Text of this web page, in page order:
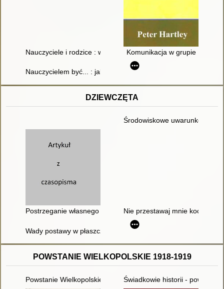
Nauczyciele i rodzice : w poszukiwaniu nowych znaczeń i i
Komunikacja w grupie
Nauczycielem być... : jak zapanować nad trudnymi
DZIEWCZĘTA
Środowiskowe
Postrzeganie własnego ciała przez dziewczęta w wieku
Nie przestawaj mnie kochać :
Wady postawy w płaszczyźnie czołowej u dziewcząt i
POWSTANIE WIELKOPOLSKIE 1918-1919
Powstanie Wielkopolskie 1918-1919Świadkowie historii -